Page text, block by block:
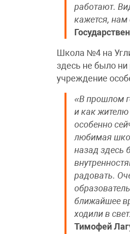
работают.
кажется, нам
Школа №4 на
здесь не было
учреждение
«В прошлом
и как жителю
особенно
любимая
назад здесь
радовать.
ближайшее
ходили в
Тимофей